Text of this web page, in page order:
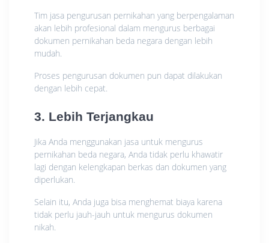
Tim jasa pengurusan pernikahan yang berpengalaman
akan lebih profesional dalam mengurus berbagai
dokumen pernikahan beda negara dengan lebih
mudah.
Proses pengurusan dokumen pun dapat dilakukan
dengan lebih cepat.
3. Lebih Terjangkau
Jika Anda menggunakan jasa untuk mengurus
pernikahan beda negara, Anda tidak perlu khawatir
lagi dengan kelengkapan berkas dan dokumen yang
diperlukan.
Selain itu, Anda juga bisa menghemat biaya karena
tidak perlu jauh-jauh untuk mengurus dokumen
nikah.